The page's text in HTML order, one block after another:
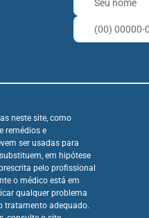
neste site, como
remédios e
ser usadas para
em hipótese
pelo profissional
o médico está em
qualquer problema
tratamento adequado.